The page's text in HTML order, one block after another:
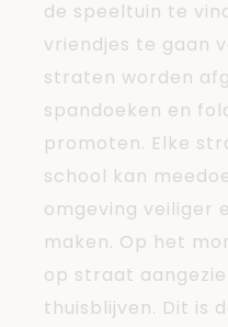
de speeltuin te
vriendjes te gaan
straten worden
spandoeken en
promoten. Elke
school kan
omgeving veiliger
maken. Op het
op straat
thuisblijven. Dit is